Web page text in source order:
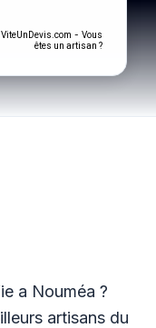
ViteUnDevis.com - Vous
êtes un artisan ?
a Nouméa ?
artisans du